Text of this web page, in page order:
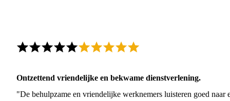
Ontzettend vriendelijke en bekwame dienstverlening.
"De behulpzame en vriendelijke werknemers luisteren goed naar